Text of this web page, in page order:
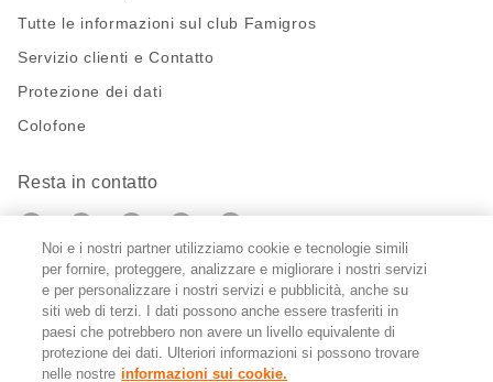
Tutte le informazioni sul club Famigros
Servizio clienti e Contatto
Protezione dei dati
Colofone
Resta in contatto
https://twitter.com/migros?
https://www.youtube.com/user/
PinterestInstagram
Impostazioni cookie
FR IT
Noi e i nostri partner utilizziamo cookie e tecnologie simili
per fornire, proteggere, analizzare e migliorare i nostri servizi
e per personalizzare i nostri servizi e pubblicità, anche su
siti web di terzi. I dati possono anche essere trasferiti in
paesi che potrebbero non avere un livello equivalente di
protezione dei dati. Ulteriori informazioni si possono trovare
nelle nostre informazioni sui cookie.